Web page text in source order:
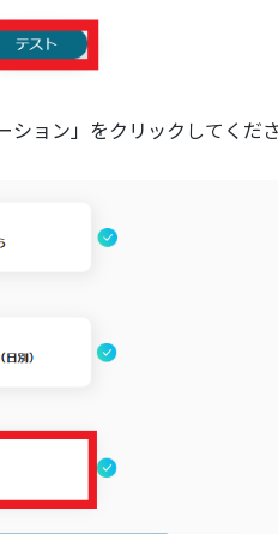
ション」をクリックしてくだ